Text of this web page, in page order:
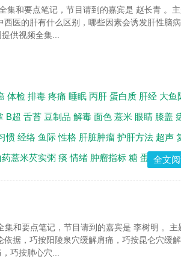
集和要点笔记，节目请到的嘉宾是 赵长青 。
西医的肝有什么区别，哪些因素会诱发肝性脑
供视频全集...
体检 排毒 疼痛 睡眠 丙肝 蛋白质 肝经 大鱼
B超 舌苔 豆制品 解毒 面色 薏米 眼睛 膝盖
惯 经络 鱼际 性格 肝脏肿瘤 护肝方法 超声
药薏米芡实粥 痰 情绪 肿瘤指标 糖 蛋白 赵长
全文
和要点笔记，节目请到的嘉宾是 李树明 。主
依据，巧按阳陵泉穴缓解肩痛，巧按昆仑穴缓
巧按肺心穴...